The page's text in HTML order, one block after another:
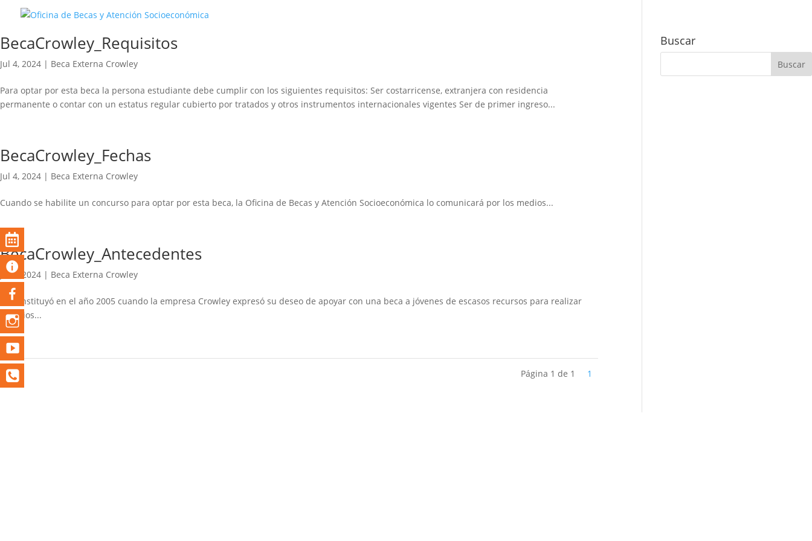
BecaCrowley_Requisitos
Jul 4, 2024 | Beca Externa Crowley
Para optar por esta beca la persona estudiante debe cumplir con los siguientes requisitos: Ser costarricense, extranjera con residencia
permanente o contar con un estatus regular cubierto por tratados y otros instrumentos internacionales vigentes Ser de primer ingreso...
BecaCrowley_Fechas
Jul 4, 2024 | Beca Externa Crowley
Cuando se habilite un concurso para optar por esta beca, la Oficina de Becas y Atención Socioeconómica lo comunicará por los medios...
BecaCrowley_Antecedentes
Jul 4, 2024 | Beca Externa Crowley
Se constituyó en el año 2005 cuando la empresa Crowley expresó su deseo de apoyar con una beca a jóvenes de escasos recursos para realizar
estudios...
Página 1 de 1 1
Buscar